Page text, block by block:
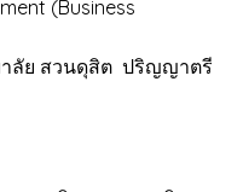
สวนดุสิต ปริญญาตรี